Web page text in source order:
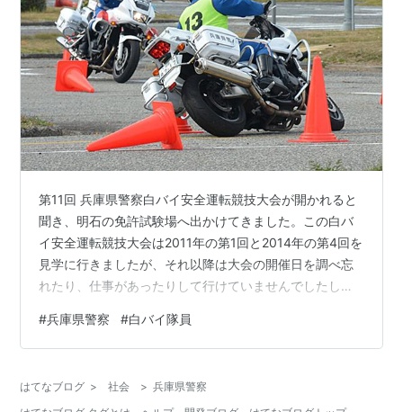
第11回 兵庫県警察白バイ安全運転競技大会が開かれると
聞き、明石の免許試験場へ出かけてきました。この白バ
イ安全運転競技大会は2011年の第1回と2014年の第4回を
見学に行きましたが、それ以降は大会の開催日を調べ忘
れたり、仕事があったりして行けていませんでしたし、
ぶりの見学です。 ▲スラロームコースをテスト走行して
いる選手と先導役の白バイ イベント名称： 第11回 兵庫
（土）13:00開会場所： 兵庫県自動車運転免許試験場備
#兵庫県警察 #白バイ隊員
はてなブログ > 社会 > 兵庫県警察